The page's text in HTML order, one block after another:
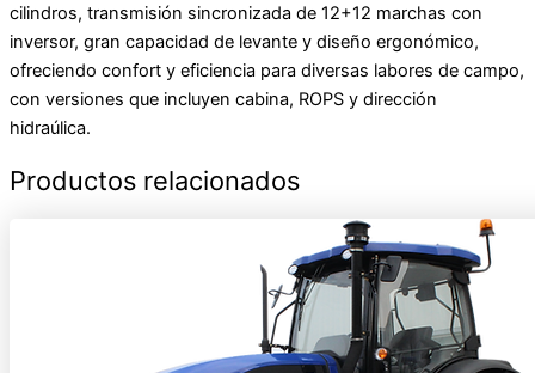
cilindros, transmisión sincronizada de 12+12 marchas con
inversor, gran capacidad de levante y diseño ergonómico,
ofreciendo confort y eficiencia para diversas labores de campo,
con versiones que incluyen cabina, ROPS y dirección
hidraúlica.
Productos relacionados